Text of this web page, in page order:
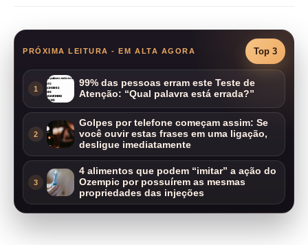
PRÓXIMA LEITURA - EM ALTA AGORA Top 3
1
99% das pessoas erram este Teste de
Atenção: “Qual palavra está errada?”
2
Golpes por telefone começam assim: Se
você ouvir estas frases em uma ligação,
desligue imediatamente
3
4 alimentos que podem “imitar” a ação do
Ozempic por possuírem as mesmas
propriedades das injeções